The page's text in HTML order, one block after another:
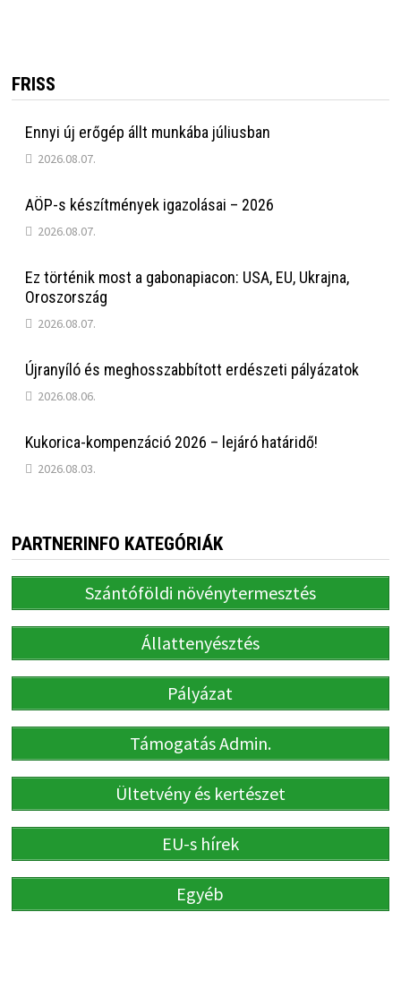
FRISS
Ennyi új erőgép állt munkába júliusban
2026.08.07.
AÖP-s készítmények igazolásai – 2026
2026.08.07.
Ez történik most a gabonapiacon: USA, EU, Ukrajna,
Oroszország
2026.08.07.
Újranyíló és meghosszabbított erdészeti pályázatok
2026.08.06.
Kukorica-kompenzáció 2026 – lejáró határidő!
2026.08.03.
PARTNERINFO KATEGÓRIÁK
Szántóföldi növénytermesztés
Állattenyésztés
Pályázat
Támogatás Admin.
Ültetvény és kertészet
EU-s hírek
Egyéb